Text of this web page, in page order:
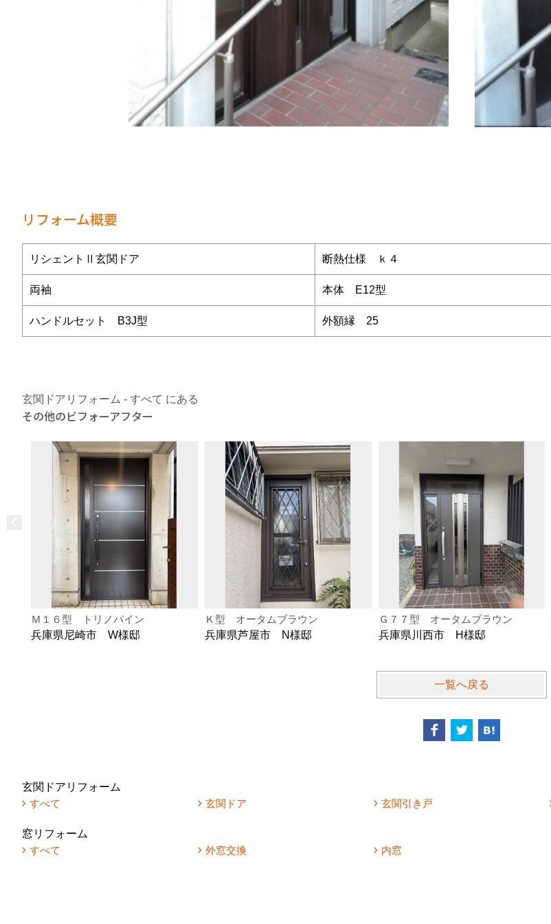
リフォーム概要
リシェントⅡ玄関ドア 断熱仕様 ｋ４
両袖 本体 E12型
ハンドルセット B3J型 外額縁 25
玄関ドアリフォーム - すべて にある
その他のビフォーアフター
Ｍ１６型 トリノパイン
兵庫県尼崎市 W様邸
Ｋ型 オータムブラウン
兵庫県芦屋市 N様邸
Ｇ７７型 オータムブラウン
兵庫県川西市 H様邸
一覧へ戻る
玄関ドアリフォーム
すべて
玄関ドア 玄関引き戸
窓リフォーム
すべて
外窓交換 内窓